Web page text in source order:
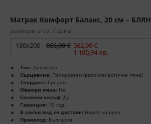
Матрак Комфорт Баланс, 20 см – БЛЯН
размери в см. / цена
180x200 - 866,00 € 562,90 €
1 100,94 лв.
Тип: Двулицев
Сърцевина: Полиуретан (високоеластична пяна)
Твърдост: Среден
Мемори пяна: Не
Сваляем калъф: Да
Гаранция: 15 год.
В какъв вид се доставя: Навит на руло
Произход: България